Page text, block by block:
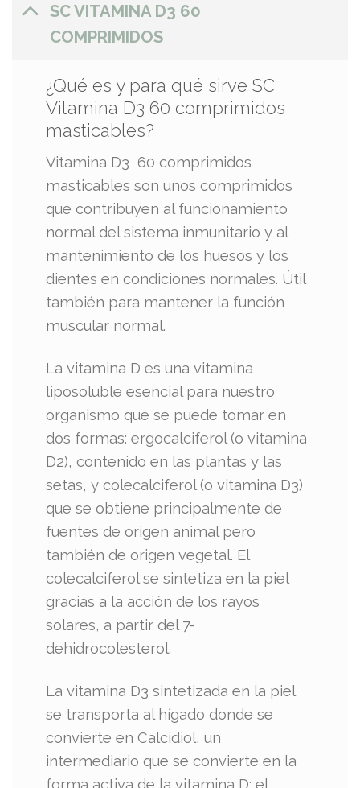
SC VITAMINA D3 60
COMPRIMIDOS
¿Qué es y para qué sirve SC
Vitamina D3 60 comprimidos
masticables?
Vitamina D3 60 comprimidos
masticables son unos comprimidos
que contribuyen al funcionamiento
normal del sistema inmunitario y al
mantenimiento de los huesos y los
dientes en condiciones normales. Útil
también para mantener la función
muscular normal.
La vitamina D es una vitamina
liposoluble esencial para nuestro
organismo que se puede tomar en
dos formas: ergocalciferol (o vitamina
D2), contenido en las plantas y las
setas, y colecalciferol (o vitamina D3)
que se obtiene principalmente de
fuentes de origen animal pero
también de origen vegetal. El
colecalciferol se sintetiza en la piel
gracias a la acción de los rayos
solares, a partir del 7-
dehidrocolesterol.
La vitamina D3 sintetizada en la piel
se transporta al hígado donde se
convierte en Calcidiol, un
intermediario que se convierte en la
forma activa de la vitamina D: el